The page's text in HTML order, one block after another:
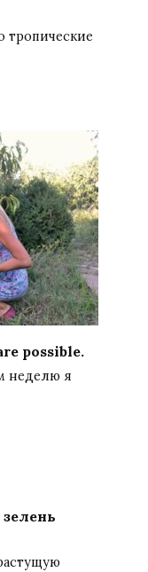
тропические
possible.
неделю я